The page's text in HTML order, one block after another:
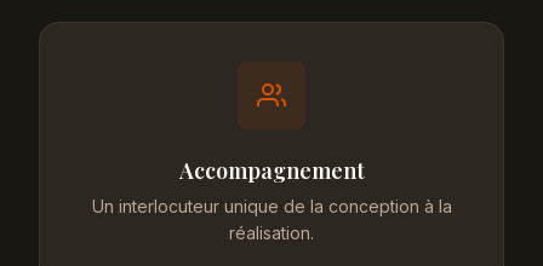
Accompagnement
Un interlocuteur unique de la conception à la
réalisation.